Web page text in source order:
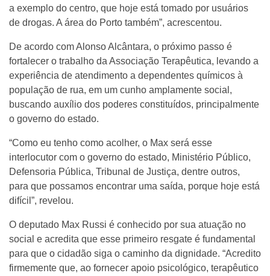
a exemplo do centro, que hoje está tomado por usuários
de drogas. A área do Porto também”, acrescentou.
De acordo com Alonso Alcântara, o próximo passo é
fortalecer o trabalho da Associação Terapêutica, levando a
experiência de atendimento a dependentes químicos à
população de rua, em um cunho amplamente social,
buscando auxílio dos poderes constituídos, principalmente
o governo do estado.
“Como eu tenho como acolher, o Max será esse
interlocutor com o governo do estado, Ministério Público,
Defensoria Pública, Tribunal de Justiça, dentre outros,
para que possamos encontrar uma saída, porque hoje está
difícil”, revelou.
O deputado Max Russi é conhecido por sua atuação no
social e acredita que esse primeiro resgate é fundamental
para que o cidadão siga o caminho da dignidade. “Acredito
firmemente que, ao fornecer apoio psicológico, terapêutico